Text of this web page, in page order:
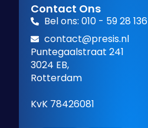
Contact Ons
Bel ons: 010 - 59 28 136
contact@presis.nl
Puntegaalstraat 241
3024 EB,
Rotterdam
KvK 78426081